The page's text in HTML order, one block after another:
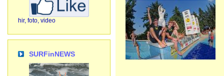
hir, foto, video
SURFinNEWS